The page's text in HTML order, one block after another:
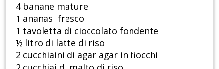
4 banane mature
1 ananas fresco
1 tavoletta di cioccolato fondente
½ litro di latte di riso
2 cucchiaini di agar agar in fiocchi